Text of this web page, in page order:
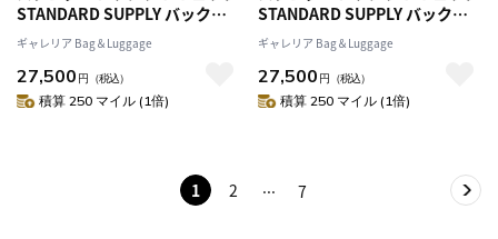
STANDARD SUPPLY バックパ
ック SIMPLICITY WALLAROO
リュックサック 軽量 通学 大き
め バッグ A4 通勤 シンプル 日本
製 ブランド メンズ レディース
ギャレリア Bag＆Luggage
27,500 円 （税込）
積算 250 マイル (1倍)
STANDARD SUPPLY バックパ
ック SIMPLICITY WALLAROO
リュックサック 軽量 通学 大き
め バッグ A4 通勤 シンプル 日本
製 ブランド メンズ レディース
ギャレリア Bag＆Luggage
27,500 円 （税込）
積算 250 マイル (1倍)
1 2 7